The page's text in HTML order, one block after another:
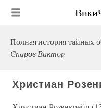
Полная история тайных
Спаров Виктор
Христиан